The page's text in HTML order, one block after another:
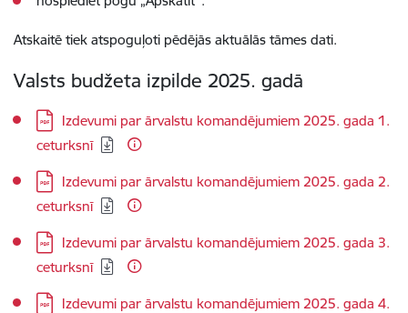
Atskaitē tiek atspoguļoti pēdējās aktuālās tāmes dati.
Valsts budžeta izpilde 2025. gadā
Lejupielādēt:
Izdevumi par ārvalstu komandējumiem 2025. gada 1.
ceturksnī
Lejupielādēt:
Izdevumi par ārvalstu komandējumiem 2025. gada 2.
ceturksnī
Lejupielādēt:
Izdevumi par ārvalstu komandējumiem 2025. gada 3.
ceturksnī
Lejupielādēt:
Izdevumi par ārvalstu komandējumiem 2025. gada 4.